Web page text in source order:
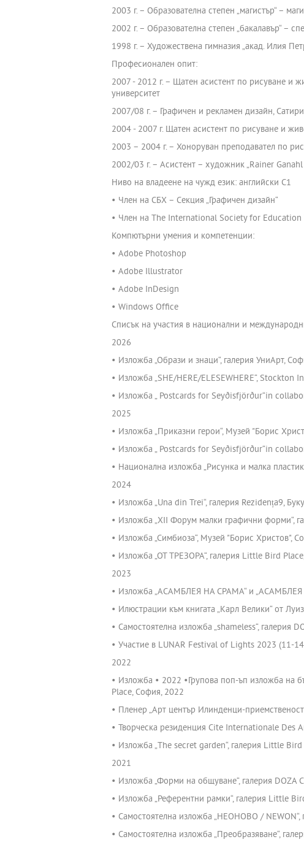
2003 г. – Образователна степен „магистър“ –
2002 г. – Образователна степен „бакалавър“ –
1998 г. – Художествена гимназия „акад. Илия
Професионален опит:
2007 - 2012 г. – Щатен асистент по рисуване и
университет
2007/08 г. – Графичен и рекламен дизайн,
2004 - 2007 г. Щатен асистент по рисуване и
2003 – 2004 г. – Хоноруван преподавател по
2002/03 г. – Асистент – художник „Rainer
Ниво на владеене на чужд език: английски C1
• Член на СБХ – Секция „Графичен дизайн“
• Член на The International Society for Education
Компютърни умения и компетенции:
• Adobe Photoshop
• Adobe Illustrator
• Adobe InDesign
• Windows Office
Списък на участия в национални и
2026
• Изложба „Образи и знаци“, галерия УниАрт,
• Изложба „SHE/HERE/ELESEWHERE“, Stockton
• Изложба „ Postcards for Seyðisfjörður“in
2025
• Изложба „Приказни герои“, Музей "Борис
• Изложба „ Postcards for Seyðisfjörður“in
• Национална изложба „Рисунка и малка
2024
• Изложба „Una din Trei“, галерия Rezidența9,
• Изложба „XII Форум малки графични форми“,
• Изложба „Симбиоза“, Музей "Борис Христов",
• Изложба „ОТ ТРЕЗОРА“, галерия Little Bird
2023
• Изложба „АСАМБЛЕЯ НА СРАМА“ и „АСАМБЛЕЯ
• Илюстрации към книгата „Карл Велики“ от
• Самостоятелна изложба „shameless“, галерия
• Участие в LUNAR Festival of Lights 2023 (11-
2022
• Изложба • 2022 •Групова поп-ъп изложба на
Place, София, 2022
• Пленер „Арт център Илинденци-
• Творческа резиденция Cite Internationalе Des
• Изложба „The secret garden“, галерия Little
2021
• Изложба „Форми на общуване“, галерия DOZA
• Изложба „Референтни рамки“, галерия Little
• Самостоятелна изложба „НЕОНОВО / NEWON“,
• Самостоятелна изложба „Преобразяване“,